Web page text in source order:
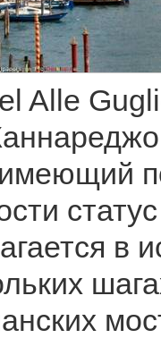
Alle
в